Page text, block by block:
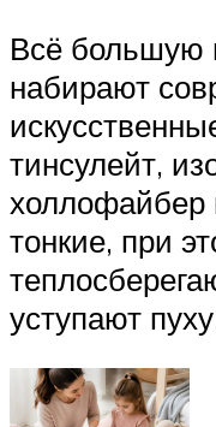
Всё большую
набирают
тинсулейт,
холлофайбер
тонкие, при
уступают